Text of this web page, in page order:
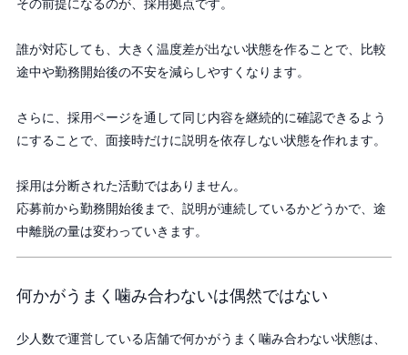
その前提になるのが、採用拠点です。
誰が対応しても、大きく温度差が出ない状態を作ることで、比較
途中や勤務開始後の不安を減らしやすくなります。
さらに、採用ページを通して同じ内容を継続的に確認できるよう
にすることで、面接時だけに説明を依存しない状態を作れます。
採用は分断された活動ではありません。
応募前から勤務開始後まで、説明が連続しているかどうかで、途
中離脱の量は変わっていきます。
何かがうまく噛み合わないは偶然ではない
少人数で運営している店舗で何かがうまく噛み合わない状態は、